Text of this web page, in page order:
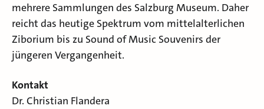
mehrere Sammlungen des Salzburg Museum. Daher
reicht das heutige Spektrum vom mittelalterlichen
Ziborium bis zu Sound of Music Souvenirs der
jüngeren Vergangenheit.
Kontakt
Dr. Christian Flandera